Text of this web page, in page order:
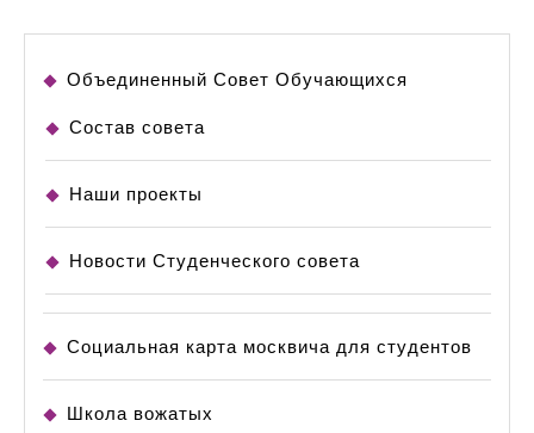
Объединенный Совет Обучающихся
Состав совета
Наши проекты
Новости Студенческого совета
Социальная карта москвича для студентов
Школа вожатых